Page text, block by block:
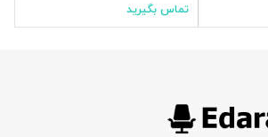
تماس بگیرید